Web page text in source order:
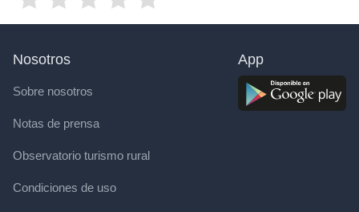
Nosotros
Sobre nosotros
Notas de prensa
Observatorio turismo rural
Condiciones de uso
App